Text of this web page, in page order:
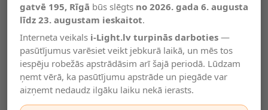
Salīdzināt
Vēlmju
saraksts
Valodas
gatvē 195, Rīgā būs slēgts no 2026. gada 6. augusta
līdz 23. augustam ieskaitot.
Interneta veikals i-Light.lv turpinās darboties —
pasūtījumus varēsiet veikt jebkurā laikā, un mēs tos
iespēju robežās apstrādāsim arī šajā periodā. Lūdzam
ņemt vērā, ka pasūtījumu apstrāde un piegāde var
aizņemt nedaudz ilgāku laiku nekā ierasts.